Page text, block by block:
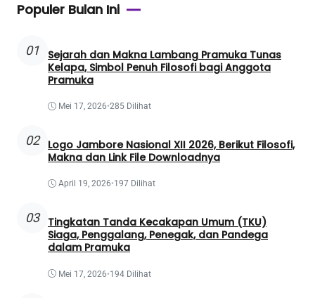
Populer Bulan Ini
01
Sejarah dan Makna Lambang Pramuka Tunas
Kelapa, Simbol Penuh Filosofi bagi Anggota
Pramuka
Mei 17, 2026•285 Dilihat
02
Logo Jambore Nasional XII 2026, Berikut Filosofi,
Makna dan Link File Downloadnya
April 19, 2026•197 Dilihat
03
Tingkatan Tanda Kecakapan Umum (TKU)
Siaga, Penggalang, Penegak, dan Pandega
dalam Pramuka
Mei 17, 2026•194 Dilihat